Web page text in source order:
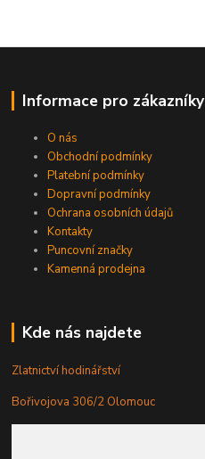
Informace pro zákazníky
O nás
Obchodní podmínky
Platební podmínky
Dopravní podmínky
Ochrana osobních údajů
Kontakty
Puncovní značky
Kamenná prodejna
Kde nás najdete
Zlatnictví hodinářství
Bořivojova 306/2 Olomouc